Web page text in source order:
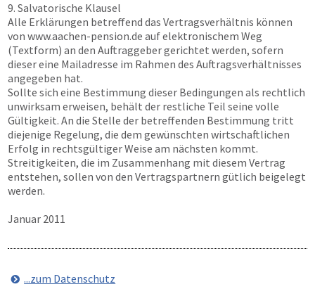
9. Salvatorische Klausel
Alle Erklärungen betreffend das Vertragsverhältnis können
von www.aachen-pension.de auf elektronischem Weg
(Textform) an den Auftraggeber gerichtet werden, sofern
dieser eine Mailadresse im Rahmen des Auftragsverhältnisses
angegeben hat.
Sollte sich eine Bestimmung dieser Bedingungen als rechtlich
unwirksam erweisen, behält der restliche Teil seine volle
Gültigkeit. An die Stelle der betreffenden Bestimmung tritt
diejenige Regelung, die dem gewünschten wirtschaftlichen
Erfolg in rechtsgültiger Weise am nächsten kommt.
Streitigkeiten, die im Zusammenhang mit diesem Vertrag
entstehen, sollen von den Vertragspartnern gütlich beigelegt
werden.
Januar 2011
...zum Datenschutz